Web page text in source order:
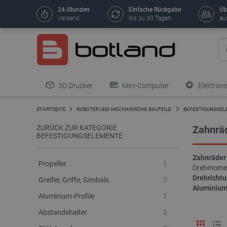
24-Stunden
Versand
Einfache Rückgabe
bis zu 30 Tagen
3D Drucker Mini-Computer
STARTSEITE ROBOTER UND MECHANISCHE BAUTEILE
ZURÜCK ZUR KATEGORIE
BEFESTIGUNGSELEMENTE
Propeller
1
Greifer, Griffe, Gimbals
7
Aluminium-Profile
1
Abstandshalter
2
Zahnräder